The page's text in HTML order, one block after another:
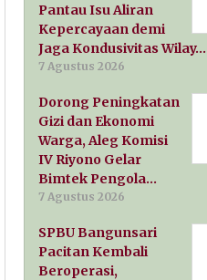
Pantau Isu Aliran
Kepercayaan demi
Jaga Kondusivitas Wilay…
7 Agustus 2026
Dorong Peningkatan
Gizi dan Ekonomi
Warga, Aleg Komisi
IV Riyono Gelar
Bimtek Pengola…
7 Agustus 2026
SPBU Bangunsari
Pacitan Kembali
Beroperasi,